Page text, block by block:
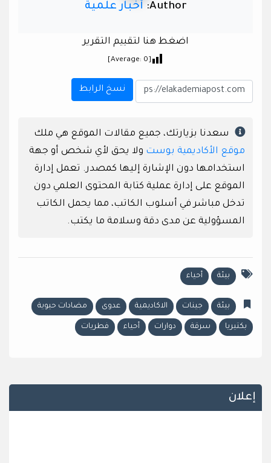
Author: أخبار علمية
اضغط هنا لتقييم التقرير
[Average:
0
]
نسخ الرابط
سعدنا بزيارتك، جميع مقالات الموقع هي ملك
موقع الأكاديمية بوست ولا يحق لأي شخص أو جهة
استخدامها دون الإشارة إليها كمصدر. تعمل إدارة
الموقع على إدارة عملية كتابة المحتوى العلمي دون
تدخل مباشر في أسلوب الكاتب، مما يحمل الكاتب
المسؤولية عن مدى دقة وسلامة ما يكتب.
بيئة أحياء
بيئة جينات الاكاديمية عدوى مضادات حيوية
بكتيريا سرقة دوارات أحياء فطريات
إعلان